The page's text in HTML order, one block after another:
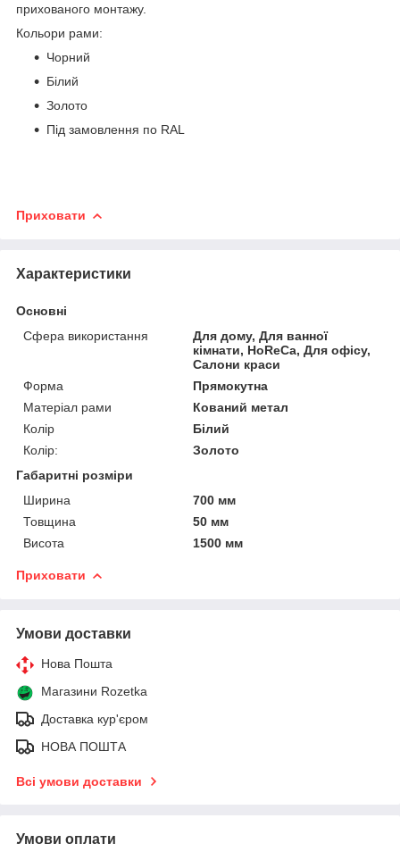
прихованого монтажу.
Кольори рами:
Чорний
Білий
Золото
Під замовлення по RAL
Приховати
Характеристики
Основні
Сфера використання
Для дому, Для ванної
кімнати, HoReCa, Для офісу,
Салони краси
Форма
Прямокутна
Матеріал рами
Кований метал
Колір
Білий
Колір:
Золото
Габаритні розміри
Ширина
700 мм
Товщина
50 мм
Висота
1500 мм
Приховати
Умови доставки
Нова Пошта
Магазини Rozetka
Доставка кур'єром
НОВА ПОШТА
Всі умови доставки
Умови оплати